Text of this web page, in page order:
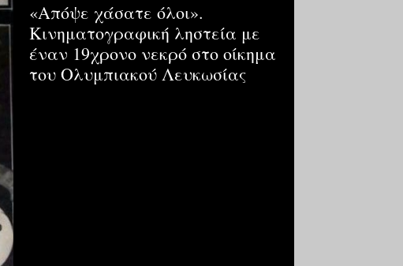
«Απόψε χάσατε όλοι».
Κινηματογραφική ληστεία με
έναν 19χρονο νεκρό στο οίκημα
του Ολυμπιακού Λευκωσίας